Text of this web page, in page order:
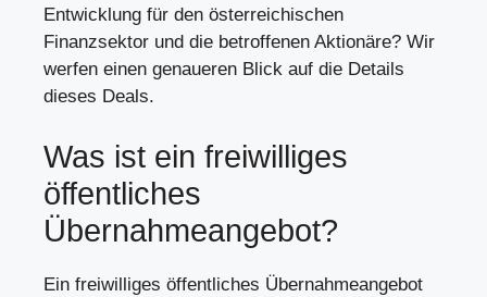
Entwicklung für den österreichischen
Finanzsektor und die betroffenen Aktionäre? Wir
werfen einen genaueren Blick auf die Details
dieses Deals.
Was ist ein freiwilliges
öffentliches
Übernahmeangebot?
Ein freiwilliges öffentliches Übernahmeangebot